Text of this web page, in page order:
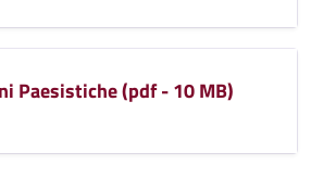
Paesistiche (pdf - 10 MB)